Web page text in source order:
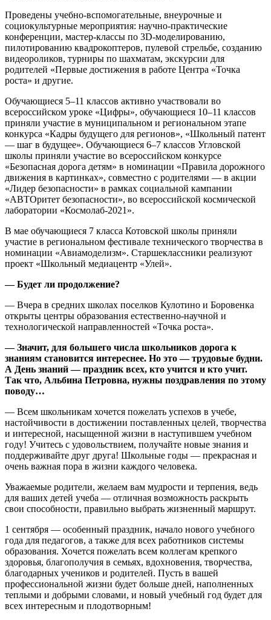
Проведены учебно-вспомогательные, внеурочные и
социокультурные мероприятия: научно-практические
конференции, мастер-классы по 3D-моделированию,
пилотированию квадрокоптеров, пулевой стрельбе, созданию
видеороликов, турниры по шахматам, экскурсии для
родителей «Первые достижения в работе Центра «Точка
роста» и другие.
Обучающиеся 5–11 классов активно участвовали во
всероссийском уроке «Цифры», обучающиеся 10–11 классов
приняли участие в муниципальном и региональном этапе
конкурса «Кадры будущего для регионов», «Школьный патент
— шаг в будущее». Обучающиеся 6–7 классов Угловской
школы приняли участие во всероссийском конкурсе
«Безопасная дорога детям» в номинации «Правила дорожного
движения в картинках», совместно с родителями — в акции
«Лидер безопасности» в рамках социальной кампании
«АВТОритет безопасности», во всероссийской космической
лаборатории «Космолаб-2021».
В мае обучающиеся 7 класса Котовской школы приняли
участие в региональном фестивале технического творчества в
номинации «Авиамоделизм». Старшеклассники реализуют
проект «Школьный медиацентр «Улей».
— Будет ли продолжение?
— Вчера в средних школах поселков Кулотино и Боровенка
открыты центры образования естественно-научной и
технологической направленностей «Точка роста».
— Значит, для большего числа школьников дорога к
знаниям становится интереснее. Но это — трудовые будни.
А День знаний — праздник всех, кто учится и кто учит.
Так что, Альбина Петровна, нужны поздравления по этому
поводу…
— Всем школьникам хочется пожелать успехов в учебе,
настойчивости в достижении поставленных целей, творчества
и интересной, насыщенной жизни в наступившем учебном
году! Учитесь с удовольствием, получайте новые знания и
поддерживайте друг друга! Школьные годы — прекрасная и
очень важная пора в жизни каждого человека.
Уважаемые родители, желаем вам мудрости и терпения, ведь
для ваших детей учеба — отличная возможность раскрыть
свои способности, правильно выбрать жизненный маршрут.
1 сентября — особенный праздник, начало нового учебного
года для педагогов, а также для всех работников системы
образования. Хочется пожелать всем коллегам крепкого
здоровья, благополучия в семьях, вдохновения, творчества,
благодарных учеников и родителей. Пусть в вашей
профессиональной жизни будет больше дней, наполненных
теплыми и добрыми словами, и новый учебный год будет для
всех интересным и плодотворным!